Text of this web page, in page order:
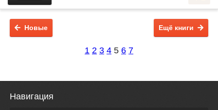
Новые Ещё книги
1 2 3 4 5 6 7
Навигация